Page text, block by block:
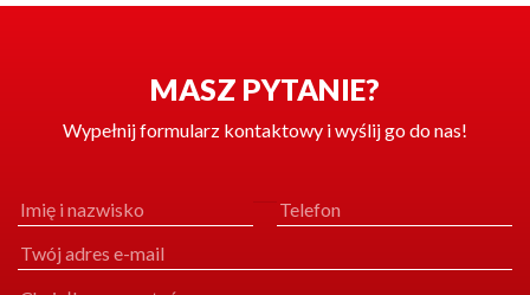
MASZ PYTANIE?
Wypełnij formularz kontaktowy i wyślij go do nas!